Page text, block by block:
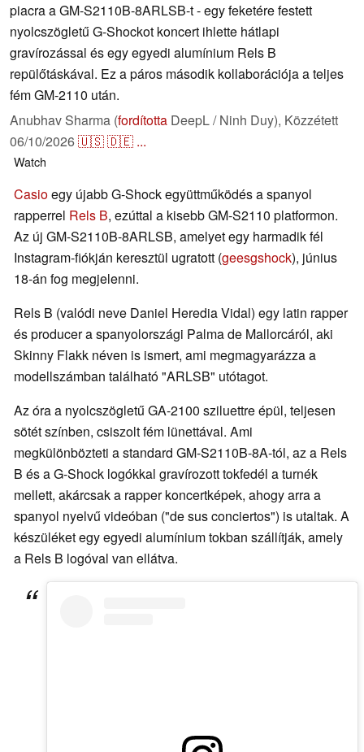
piacra a GM-S2110B-8ARLSB-t - egy feketére festett
nyolcszögletű G-Shockot koncert ihlette hátlapi
gravírozással és egy egyedi alumínium Rels B
repülőtáskával. Ez a páros második kollaborációja a teljes
fém GM-2110 után.
Anubhav Sharma (fordította DeepL / Ninh Duy), Közzétett
06/10/2026🇺🇸🇩🇪 ...
Watch
Casioegy újabb G-Shock együttműködés a spanyol
rapperrel Rels B, ezúttal a kisebb GM-S2110 platformon.
Az új GM-S2110B-8ARLSB, amelyet egy harmadik fél
Instagram-fiókján keresztül ugratott (geesgshock), június
18-án fog megjelenni.
Rels B (valódi neve Daniel Heredia Vidal) egy latin rapper
és producer a spanyolországi Palma de Mallorcáról, aki
Skinny Flakk néven is ismert, ami megmagyarázza a
modellszámban található "ARLSB" utótagot.
Az óra a nyolcszögletű GA-2100 sziluettre épül, teljesen
sötét színben, csiszolt fém lünettával. Ami
megkülönbözteti a standard GM-S2110B-8A-tól, az a Rels
B és a G-Shock logókkal gravírozott tokfedél a turnék
mellett, akárcsak a rapper koncertképek, ahogy arra a
spanyol nyelvű videóban ("de sus conciertos") is utaltak. A
készüléket egy egyedi alumínium tokban szállítják, amely
a Rels B logóval van ellátva.